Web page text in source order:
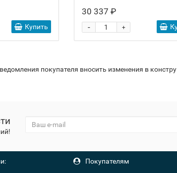
Купить
30 337 ₽
+
-
покупателя вносить изменения в
Покупателям